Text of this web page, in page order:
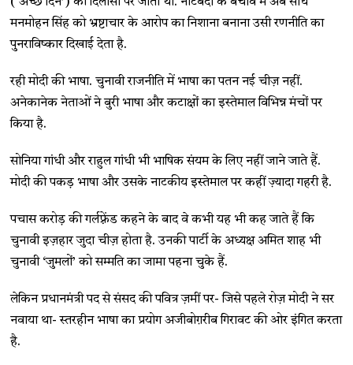
(‘अच्छे दिन’) की दिलासा पर जीता था. नोटबंदी के बचाव में अब सीधे
मनमोहन सिंह को भ्रष्टाचार के आरोप का निशाना बनाना उसी रणनीति का
पुनराविष्कार दिखाई देता है.
रही मोदी की भाषा. चुनावी राजनीति में भाषा का पतन नई चीज़ नहीं.
अनेकानेक नेताओं ने बुरी भाषा और कटाक्षों का इस्तेमाल विभिन्न मंचों पर
किया है.
सोनिया गांधी और राहुल गांधी भी भाषिक संयम के लिए नहीं जाने जाते हैं.
मोदी की पकड़ भाषा और उसके नाटकीय इस्तेमाल पर कहीं ज़्यादा गहरी है.
पचास करोड़ की गर्लफ़्रेंड कहने के बाद वे कभी यह भी कह जाते हैं कि
चुनावी इज़हार जुदा चीज़ होता है. उनकी पार्टी के अध्यक्ष अमित शाह भी
चुनावी ‘जुमलों’ को सम्मति का जामा पहना चुके हैं.
लेकिन प्रधानमंत्री पद से संसद की पवित्र ज़मीं पर- जिसे पहले रोज़ मोदी ने सर
नवाया था- स्तरहीन भाषा का प्रयोग अजीबोग़रीब गिरावट की ओर इंगित करता
है.